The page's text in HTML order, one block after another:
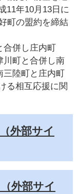
11年10月13日に
町の盟約を締結
併し庄内町
川町と合併し南
陸町と庄内町
る相互応援に関
外部サイ
外部サイ